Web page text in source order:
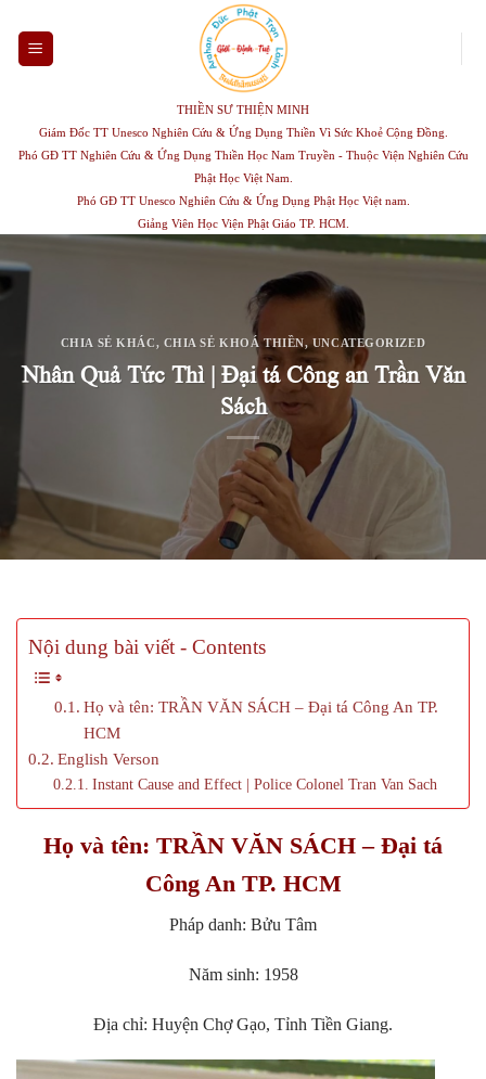
content
THIỀN SƯ THIỆN MINH
Giám Đốc TT Unesco Nghiên Cứu & Ứng Dụng Thiền Vì Sức Khoẻ Cộng Đồng.
Phó GĐ TT Nghiên Cứu & Ứng Dụng Thiền Học Nam Truyền - Thuộc Viện Nghiên Cứu
Phật Học Việt Nam.
Phó GĐ TT Unesco Nghiên Cứu & Ứng Dụng Phật Học Việt nam.
Giảng Viên Học Viện Phật Giáo TP. HCM.
CHIA SẺ KHÁC, CHIA SẺ KHOÁ THIỀN, UNCATEGORIZED
Nhân Quả Tức Thì | Đại tá Công an Trần Văn
Sách
Nội dung bài viết - Contents
Họ và tên: TRẦN VĂN SÁCH – Đại tá Công An TP.
HCM
English Verson
Instant Cause and Effect | Police Colonel Tran Van Sach
Họ và tên: TRẦN VĂN SÁCH – Đại tá
Công An TP. HCM
Pháp danh: Bửu Tâm
Năm sinh: 1958
Địa chỉ: Huyện Chợ Gạo, Tỉnh Tiền Giang.